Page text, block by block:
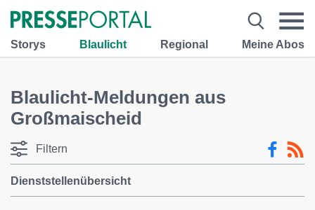
Storys Blaulicht Regional Meine Abos
Blaulicht-Meldungen aus
Großmaischeid
Filtern
Dienststellenübersicht